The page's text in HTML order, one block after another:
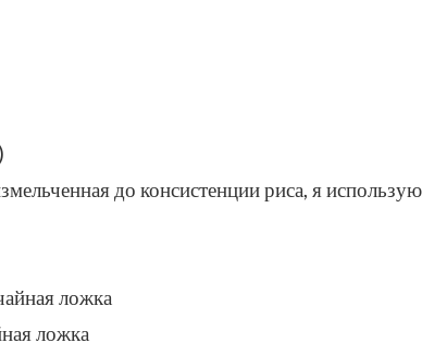
до консистенции риса, я использую
ложка
ложка